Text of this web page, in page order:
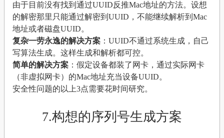
由于目前没有找到通过UUID反推Mac地址的方法。设想
的解密那里只能通过解密到UUID，不能继续解析到Mac
地址或者磁盘UUID。
复杂一劳永逸的解决方案 ：UUID不通过系统生成，自己
写算法生成。这样生成和解析都可控。
简单的解决方案 ：假定设备都装了网卡，通过实际网卡
（非虚拟网卡）的Mac地址充当设备UUID。
安全性问题的以上3点需要花时间研究。
7.构想的序列号生成方案